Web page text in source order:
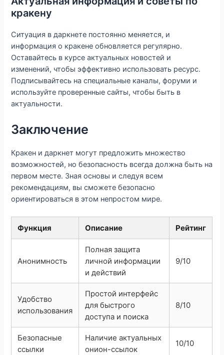
кракену
Ситуация в даркнете постоянно меняется, и
информация о кракене обновляется регулярно.
Оставайтесь в курсе актуальных новостей и
изменений, чтобы эффективно использовать ресурс.
Подписывайтесь на специальные каналы, форуми и
используйте проверенные сайты, чтобы быть в
актуальности.
Заключение
Кракен и даркнет могут предложить множество
возможностей, но безопасность всегда должна быть на
первом месте. Зная основы и следуя всем
рекомендациям, вы сможете безопасно
ориентироваться в этом непростом мире.
Функция Описание Рейтинг
Анонимность
Полная защита
личной информации
и действий
9/10
Удобство
использования
Простой интерфейс
для быстрого
доступа и поиска
8/10
Безопасные
ссылки
Наличие актуальных
онион-ссылок
10/10